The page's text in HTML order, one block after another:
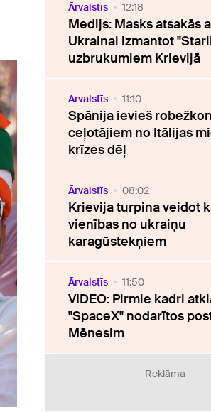
Ārvalstīs 12:18
Medijs: Masks atsakās
Ukrainai izmantot
uzbrukumiem Krievijā
Ārvalstīs 11:10
Spānija ievieš
ceļotājiem no Itālijas
krīzes dēļ
Ārvalstīs 08:02
Krievija turpina veidot
vienības no ukraiņu
karagūstekņiem
Ārvalstīs 11:50
VIDEO: Pirmie kadri
"SpaceX" nodarītos
Mēnesim
Reklāma